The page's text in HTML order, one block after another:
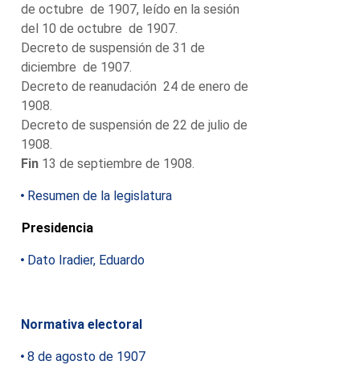
de octubre de 1907, leído en la sesión
del 10 de octubre de 1907.
Decreto de suspensión de 31 de
diciembre de 1907.
Decreto de reanudación 24 de enero de
1908.
Decreto de suspensión de 22 de julio de
1908.
Fin 13 de septiembre de 1908.
Resumen de la legislatura
Presidencia
Dato Iradier, Eduardo
Normativa electoral
8 de agosto de 1907